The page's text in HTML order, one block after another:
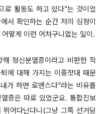
로 활동도 하고 있다”는 것이었
서 확인하는 순간 저의 심정이
떻게 이런 어처구니없는 일이.
정신분열증이라고 비판한 적
에 대해 가지는 이중잣대 때문
가 하면 로맨스다”라는 비유를
증은 따로 있었군요. 통합진보
어다닌다니(그냥 그쪽 선거담